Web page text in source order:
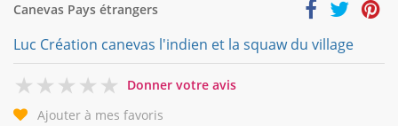
Canevas Pays étrangers
Luc Création canevas l'indien et la squaw du village
0
Donner votre avis
Ajouter à mes favoris